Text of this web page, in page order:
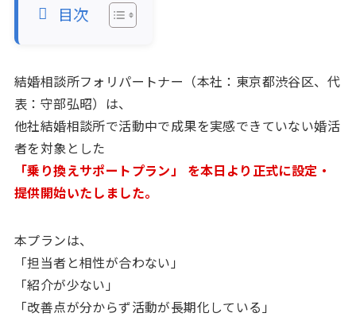
目次
結婚相談所フォリパートナー（本社：東京都渋谷区、代
表：守部弘昭）は、
他社結婚相談所で活動中で成果を実感できていない婚活
者を対象とした
「乗り換えサポートプラン」 を本日より正式に設定・
提供開始いたしました。
本プランは、
「担当者と相性が合わない」
「紹介が少ない」
「改善点が分からず活動が長期化している」